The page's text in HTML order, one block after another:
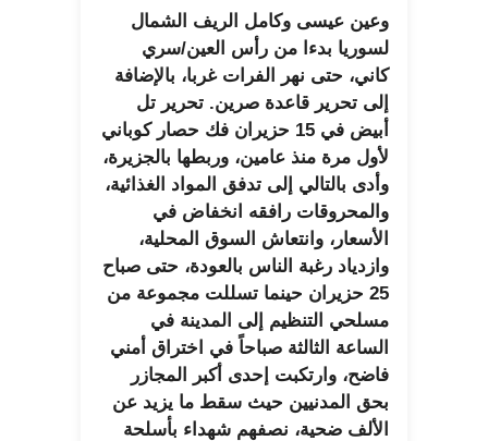
وعين عيسى وكامل الريف الشمال
لسوريا بدءا من رأس العين/سري
كاني، حتى نهر الفرات غربا، بالإضافة
إلى تحرير قاعدة صرين. تحرير تل
أبيض في 15 حزيران فك حصار كوباني
لأول مرة منذ عامين، وربطها بالجزيرة،
وأدى بالتالي إلى تدفق المواد الغذائية،
والمحروقات رافقه انخفاض في
الأسعار، وانتعاش السوق المحلية،
وازدياد رغبة الناس بالعودة، حتى صباح
25 حزيران حينما تسللت مجموعة من
مسلحي التنظيم إلى المدينة في
الساعة الثالثة صباحاً في اختراق أمني
فاضح، وارتكبت إحدى أكبر المجازر
بحق المدنيين حيث سقط ما يزيد عن
الألف ضحية، نصفهم شهداء بأسلحة